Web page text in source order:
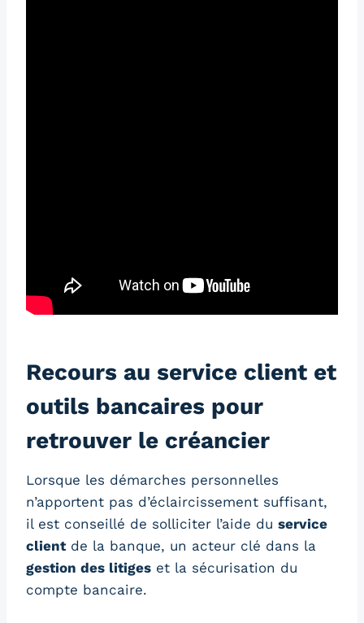
Recours au service client et
outils bancaires pour
retrouver le créancier
Lorsque les démarches personnelles
n’apportent pas d’éclaircissement suffisant,
il est conseillé de solliciter l’aide du service
clientde la banque, un acteur clé dans la
gestion des litiges et la sécurisation du
compte bancaire.